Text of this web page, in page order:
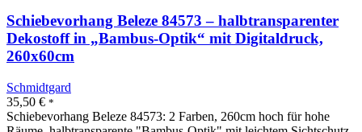
Schiebevorhang Beleze 84573 – halbtransparenter
Dekostoff in „Bambus-Optik“ mit Digitaldruck,
260x60cm
Schmidtgard
35,50 € *
Schiebevorhang Beleze 84573: 2 Farben, 260cm hoch für hohe